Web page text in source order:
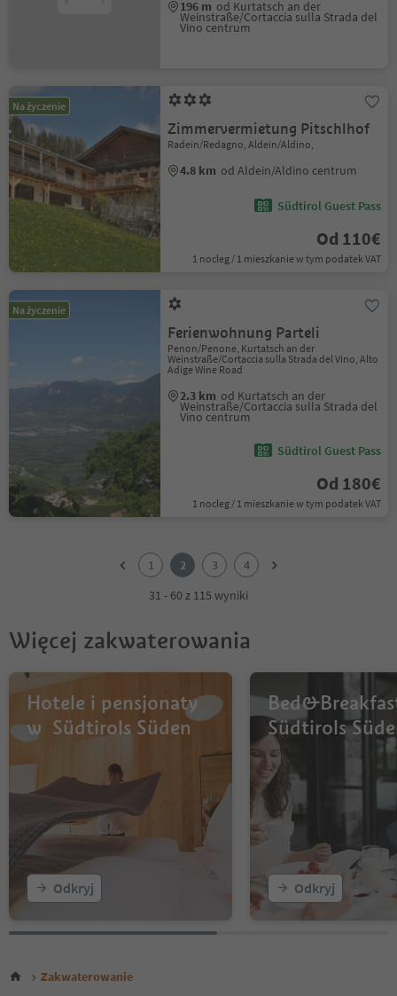
196 m od Kurtatsch an der
Weinstraße/Cortaccia sulla Strada del
Vino centrum
Na życzenie
Zimmervermietung Pitschlhof
Radein/Redagno, Aldein/Aldino,
4.8 km od Aldein/Aldino centrum
Südtirol Guest Pass
Od 110€
1 nocleg / 1 mieszkanie w tym podatek VAT
Na życzenie
Ferienwohnung Parteli
Penon/Penone, Kurtatsch an der
Weinstraße/Cortaccia sulla Strada del Vino, Alto
Adige Wine Road
2.3 km od Kurtatsch an der
Weinstraße/Cortaccia sulla Strada del
Vino centrum
Südtirol Guest Pass
Od 180€
1 nocleg / 1 mieszkanie w tym podatek VAT
1 2 3
4
31 - 60 z 115 wyniki
Więcej zakwaterowania
Hotele i pensjonaty
w Südtirols Süden
Odkryj
Südtirols
Odkryj
Zakwaterowanie